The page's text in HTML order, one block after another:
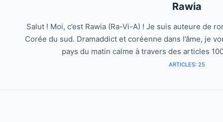
Rawia
Salut ! Moi, c’est Rawia (Ra-Vi-A) ! Je suis auteure de
Corée du sud. Dramaddict et coréenne dans l’âme, je
pays du matin calme à travers des articles
ARTICLES: 25